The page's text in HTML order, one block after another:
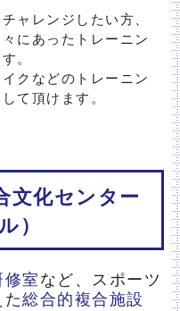
ャレンジしたい方、
にあったトレーニン
。
クなどのトレーニン
て頂けます。
文化センター
）
室など、スポーツ
た総合的複合施設